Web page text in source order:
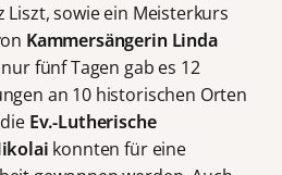
Liszt, sowie ein Meisterkurs
Kammersängerin Linda
fünf Tagen gab es 12
an 10 historischen Orten
Ev.-Lutherische
konnten für eine